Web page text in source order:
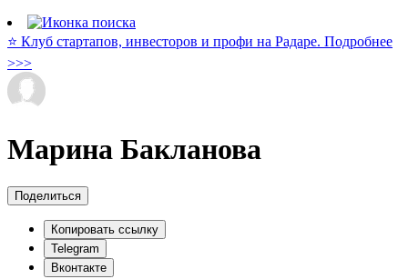
⭐️ Клуб стартапов, инвесторов и профи на Радаре. Подробнее
>>>
Марина Бакланова
Поделиться
Копировать ссылку
Telegram
Вконтакте